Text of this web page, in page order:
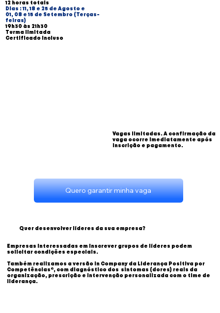
12 horas totais
Dias : 11, 18 e 25 de Agosto e
01, 08 e 15 de Setembro (Terças-
feiras)
19h30 às 21h30
Turma limitada
Certificado incluso
Vagas limitadas. A confirmação da
vaga ocorre imediatamente após
inscrição e pagamento.
Quero garantir minha vaga
Quer desenvolver líderes da sua empresa?
Empresas interessadas em inscrever grupos de líderes podem
solicitar condições especiais.
Também realizamos a versão In Company da Liderança Positiva por
Competências®, com diagnóstico dos sintomas (dores) reais da
organização, prescrição e intervenção personalizada com o time de
liderança.